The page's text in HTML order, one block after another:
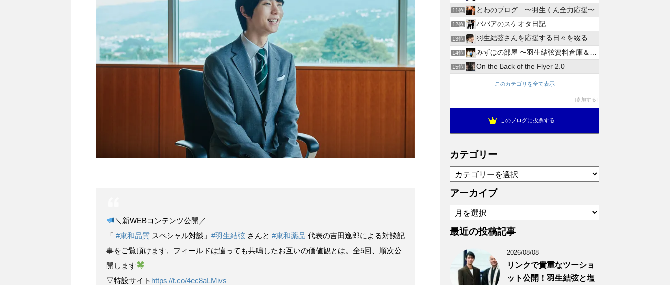
＼新WEBコンテンツ公開／
「 #東和品質 スペシャル対談」 #羽生結弦 さんと #東和薬品 代表の吉田逸郎による対談記
事をご覧頂けます。フィールドは違っても共鳴したお互いの価値観とは。全5回、順次公
開します
▽特設サイト https://t.co/4ec8aLMivs
11位 とわのブログ 〜羽生くん全力応援〜
12位 ババアのスケオタ日記
13位 羽生結弦さんを応援する日々を綴るブログ
14位 みずほの部屋 〜羽生結弦資料倉庫＆徒然日記〜
15位 On the Back of the Flyer 2.0
このカテゴリを全て表示
参加する
このブログに投票する
カテゴリー
テ
ゴ
ー
アーカイブ
ア
ー
カ
最近の投稿記事
2026/08/08
リンクで貴重なツーショ
ット公開！羽生結弦と塩